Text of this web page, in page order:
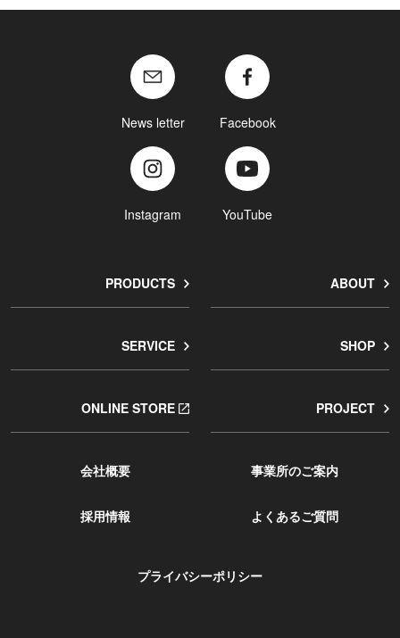
News letter Facebook
Instagram YouTube
PRODUCTS ABOUT
SERVICE SHOP
ONLINE STORE PROJECT
会社概要 事業所のご案内
採用情報 よくあるご質問
プライバシーポリシー